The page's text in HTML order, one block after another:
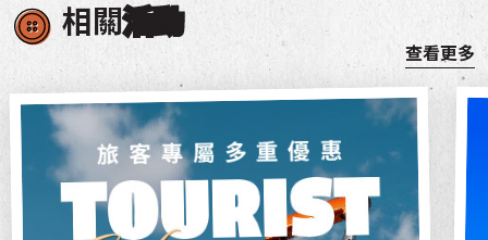
相關活動
查看更多